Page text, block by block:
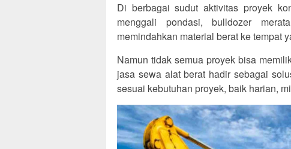
Di berbagai sudut aktivitas proyek
menggali pondasi, bulldozer
memindahkan material berat ke tempat
Namun tidak semua proyek bisa
jasa sewa alat berat hadir sebagai
sesuai kebutuhan proyek, baik harian,